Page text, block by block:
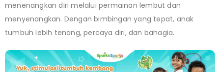
menenangkan diri melalui permainan lembut dan
menyenangkan. Dengan bimbingan yang tepat, anak
tumbuh lebih tenang, percaya diri, dan bahagia.